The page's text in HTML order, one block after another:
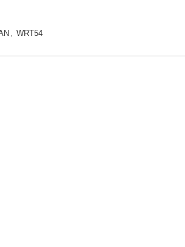
, WRT54